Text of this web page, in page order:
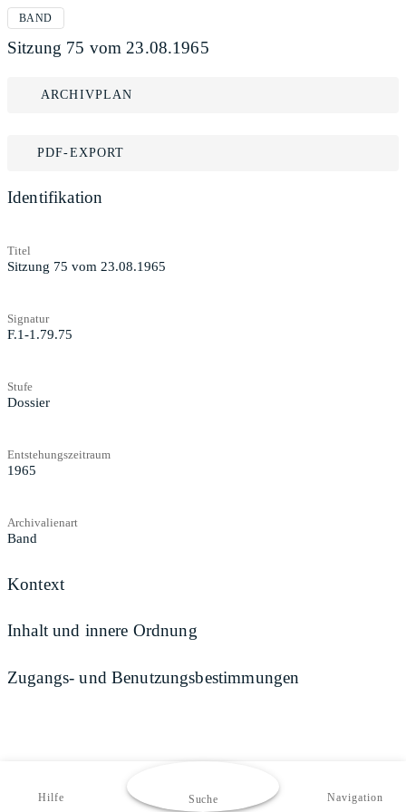
BAND
Sitzung 75 vom 23.08.1965
ARCHIVPLAN
PDF-EXPORT
Identifikation
Titel
Sitzung 75 vom 23.08.1965
Signatur
F.1-1.79.75
Stufe
Dossier
Entstehungszeitraum
1965
Archivalienart
Band
Kontext
Inhalt und innere Ordnung
Zugangs- und Benutzungsbestimmungen
Hilfe Suche Navigation